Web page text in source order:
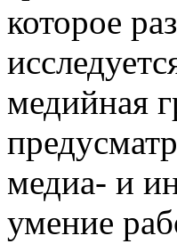
которое
медийная
медиа- и
умение